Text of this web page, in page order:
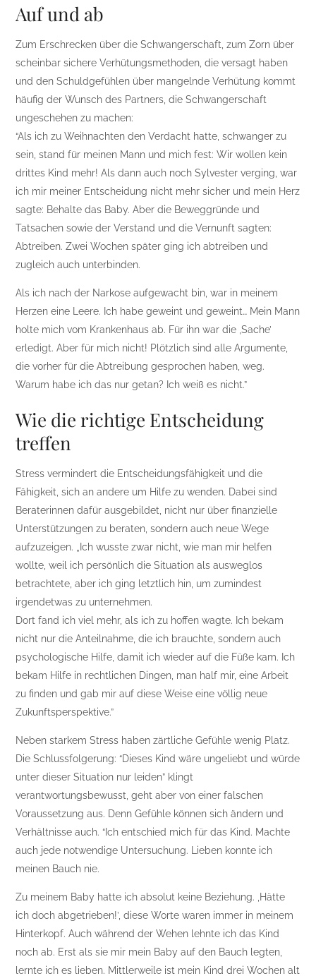
Auf und ab
Zum Erschrecken über die Schwangerschaft, zum Zorn über
scheinbar sichere Verhütungsmethoden, die versagt haben
und den Schuldgefühlen über mangelnde Verhütung kommt
häufig der Wunsch des Partners, die Schwangerschaft
ungeschehen zu machen:
“Als ich zu Weihnachten den Verdacht hatte, schwanger zu
sein, stand für meinen Mann und mich fest: Wir wollen kein
drittes Kind mehr! Als dann auch noch Sylvester verging, war
ich mir meiner Entscheidung nicht mehr sicher und mein Herz
sagte: Behalte das Baby. Aber die Beweggründe und
Tatsachen sowie der Verstand und die Vernunft sagten:
Abtreiben. Zwei Wochen später ging ich abtreiben und
zugleich auch unterbinden.
Als ich nach der Narkose aufgewacht bin, war in meinem
Herzen eine Leere. Ich habe geweint und geweint… Mein Mann
holte mich vom Krankenhaus ab. Für ihn war die ‚Sache’
erledigt. Aber für mich nicht! Plötzlich sind alle Argumente,
die vorher für die Abtreibung gesprochen haben, weg.
Warum habe ich das nur getan? Ich weiß es nicht.”
Wie die richtige Entscheidung
treffen
Stress vermindert die Entscheidungsfähigkeit und die
Fähigkeit, sich an andere um Hilfe zu wenden. Dabei sind
Beraterinnen dafür ausgebildet, nicht nur über finanzielle
Unterstützungen zu beraten, sondern auch neue Wege
aufzuzeigen. „Ich wusste zwar nicht, wie man mir helfen
wollte, weil ich persönlich die Situation als ausweglos
betrachtete, aber ich ging letztlich hin, um zumindest
irgendetwas zu unternehmen.
Dort fand ich viel mehr, als ich zu hoffen wagte. Ich bekam
nicht nur die Anteilnahme, die ich brauchte, sondern auch
psychologische Hilfe, damit ich wieder auf die Füße kam. Ich
bekam Hilfe in rechtlichen Dingen, man half mir, eine Arbeit
zu finden und gab mir auf diese Weise eine völlig neue
Zukunftsperspektive.”
Neben starkem Stress haben zärtliche Gefühle wenig Platz.
Die Schlussfolgerung: “Dieses Kind wäre ungeliebt und würde
unter dieser Situation nur leiden” klingt
verantwortungsbewusst, geht aber von einer falschen
Voraussetzung aus. Denn Gefühle können sich ändern und
Verhältnisse auch. “Ich entschied mich für das Kind. Machte
auch jede notwendige Untersuchung. Lieben konnte ich
meinen Bauch nie.
Zu meinem Baby hatte ich absolut keine Beziehung. ‚Hätte
ich doch abgetrieben!’, diese Worte waren immer in meinem
Hinterkopf. Auch während der Wehen lehnte ich das Kind
noch ab. Erst als sie mir mein Baby auf den Bauch legten,
lernte ich es lieben. Mittlerweile ist mein Kind drei Wochen alt